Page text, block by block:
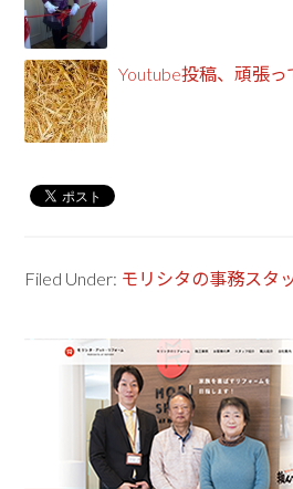
Youtube投稿、頑張っ
Filed Under: モリシタの事務スタ
Primary
Sidebar